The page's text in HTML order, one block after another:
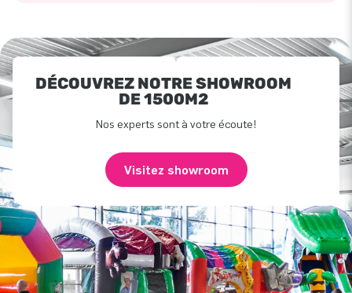
DÉCOUVREZ NOTRE SHOWROOM
DE 1500M2
Nos experts sont à votre écoute!
Visitez showroom